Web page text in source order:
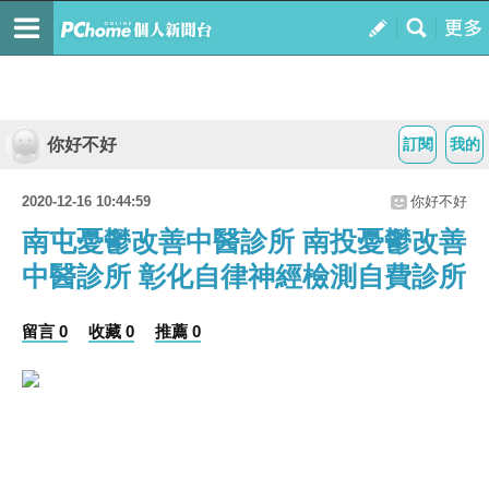
我的
訂閱
你好不好
2020-12-16 10:44:59 你好不好
南屯憂鬱改善中醫診所 南投憂鬱改善
中醫診所 彰化自律神經檢測自費診所
留言 0 收藏 0 推薦 0